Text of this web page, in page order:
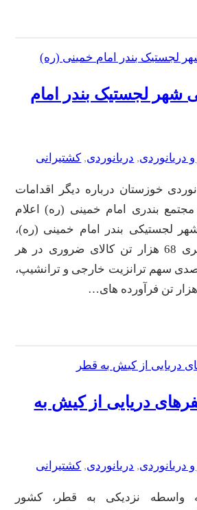
شهر لجستیک بندر امام
و دریانوردی, دریانوردی, کشتیرانی
خوزستان درباره دیگر اقدامات
بندری امام خمینی (ره) اعلام
لجستیکی بندر امام خمینی (ره)،
رکورد تخلیه و بارگیری 68 هزار تن کالای ضروری در هر
افزایش 60 درصدی سهم ترانزیت خارجی و ترانشیپ،
دریایی از کیش به
و دریانوردی, دریانوردی, کشتیرانی
واسطه نزدیکی به قطر، کشور